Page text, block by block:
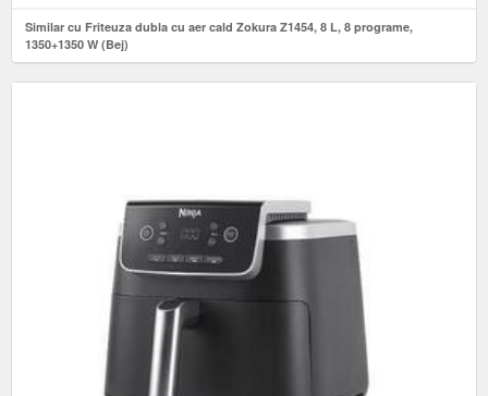
Similar cu Friteuza dubla cu aer cald Zokura Z1454, 8 L, 8 programe,
1350+1350 W (Bej)